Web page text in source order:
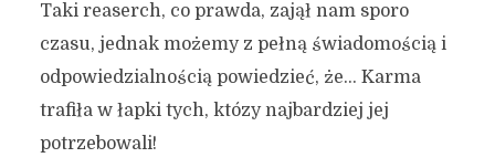
Taki reaserch, co prawda, zajął nam sporo
czasu, jednak możemy z pełną świadomością i
odpowiedzialnością powiedzieć, że… Karma
trafiła w łapki tych, któzy najbardziej jej
potrzebowali!